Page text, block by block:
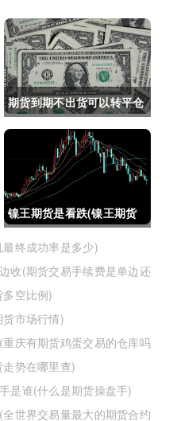
期货到期不出货可以转平仓
吗吗(期货如果到期不平仓
怎么办)
镍王期货是看跌(镍王期货
是看跌还是看涨)
终成功率是多少)
收(期货交易手续费是单边还
空比例)
市场行情)
庆有期货鸡蛋交易的仓库吗
势在哪里查)
是谁(什么是期货操盘手)
世界交易量最大的期货合约